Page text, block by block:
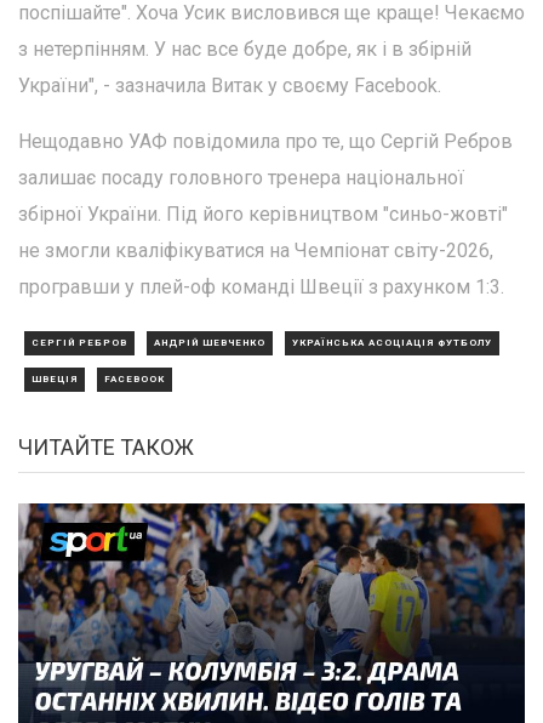
поспішайте". Хоча Усик висловився ще краще! Чекаємо
з нетерпінням. У нас все буде добре, як і в збірній
України", - зазначила Витак у своєму Facebook.
Нещодавно УАФ повідомила про те, що Сергій Ребров
залишає посаду головного тренера національної
збірної України. Під його керівництвом "синьо-жовті"
не змогли кваліфікуватися на Чемпіонат світу-2026,
програвши у плей-оф команді Швеції з рахунком 1:3.
СЕРГІЙ РЕБРОВ АНДРІЙ ШЕВЧЕНКО УКРАЇНСЬКА АСОЦІАЦІЯ ФУТБОЛУ
ШВЕЦІЯ FACEBOOK
ЧИТАЙТЕ ТАКОЖ